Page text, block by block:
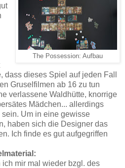
The Possession: Aufbau
dass dieses Spiel auf jeden Fall
Gruselfilmen ab 16 zu tun
verlassene Waldhütte, knorrige
Mädchen... allerdings
Um in eine gewisse
haben sich die Designer das
Ich finde es gut aufgegriffen
mir mal wieder bzgl. des